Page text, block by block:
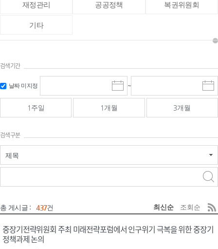
재정관리 공공정책 복권위원회
기타
검색기간
날짜 미지정
시
작
일
선
~
종
료
선
1주일 1개월 3개월
검색구분
제목
총 게시글 : 437건 최신순 조회순
중장기전략위원회 주최 미래전략포럼에서 인구위기 극복을 위한 중장기
정책과제 논의